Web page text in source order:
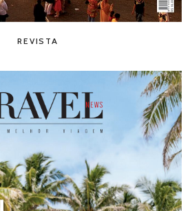
REVISTA